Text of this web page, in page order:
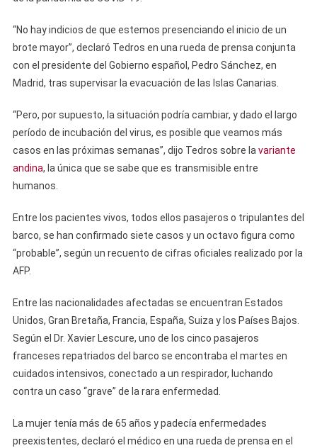
“No hay indicios de que estemos presenciando el inicio de un
brote mayor”, declaró Tedros en una rueda de prensa conjunta
con el presidente del Gobierno español, Pedro Sánchez, en
Madrid, tras supervisar la evacuación de las Islas Canarias.
“Pero, por supuesto, la situación podría cambiar, y dado el largo
período de incubación del virus, es posible que veamos más
casos en las próximas semanas”, dijo Tedros sobre la variante
andina, la única que se sabe que es transmisible entre
humanos.
Entre los pacientes vivos, todos ellos pasajeros o tripulantes del
barco, se han confirmado siete casos y un octavo figura como
“probable”, según un recuento de cifras oficiales realizado por la
AFP.
Entre las nacionalidades afectadas se encuentran Estados
Unidos, Gran Bretaña, Francia, España, Suiza y los Países Bajos.
Según el Dr. Xavier Lescure, uno de los cinco pasajeros
franceses repatriados del barco se encontraba el martes en
cuidados intensivos, conectado a un respirador, luchando
contra un caso “grave” de la rara enfermedad.
La mujer tenía más de 65 años y padecía enfermedades
preexistentes, declaró el médico en una rueda de prensa en el